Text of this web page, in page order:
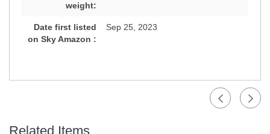
weight:
Date first listed
on Sky Amazon :
Sep 25, 2023
Related Items